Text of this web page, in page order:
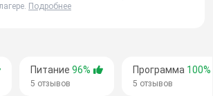
Питание 96%
5 отзывов
Программа 100%
5 отзывов
Подробнее